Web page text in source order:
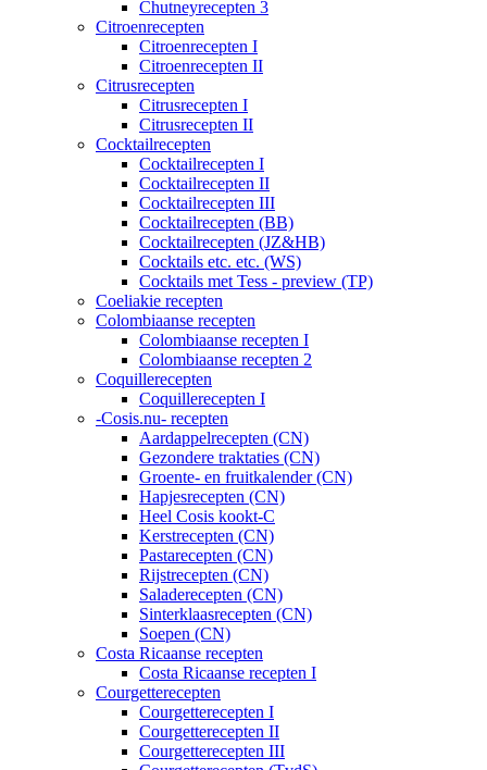
Chutneyrecepten 3
Citroenrecepten
Citroenrecepten I
Citroenrecepten II
Citrusrecepten
Citrusrecepten I
Citrusrecepten II
Cocktailrecepten
Cocktailrecepten I
Cocktailrecepten II
Cocktailrecepten III
Cocktailrecepten (BB)
Cocktailrecepten (JZ&HB)
Cocktails etc. etc. (WS)
Cocktails met Tess - preview (TP)
Coeliakie recepten
Colombiaanse recepten
Colombiaanse recepten I
Colombiaanse recepten 2
Coquillerecepten
Coquillerecepten I
-Cosis.nu- recepten
Aardappelrecepten (CN)
Gezondere traktaties (CN)
Groente- en fruitkalender (CN)
Hapjesrecepten (CN)
Heel Cosis kookt-C
Kerstrecepten (CN)
Pastarecepten (CN)
Rijstrecepten (CN)
Saladerecepten (CN)
Sinterklaasrecepten (CN)
Soepen (CN)
Costa Ricaanse recepten
Costa Ricaanse recepten I
Courgetterecepten
Courgetterecepten I
Courgetterecepten II
Courgetterecepten III